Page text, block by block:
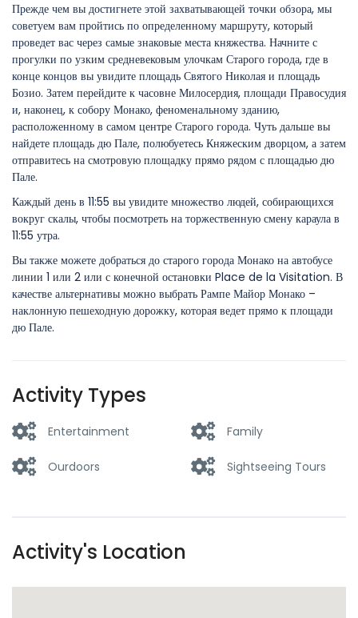
Прежде чем вы достигнете этой захватывающей точки обзора, мы
советуем вам пройтись по определенному маршруту, который
проведет вас через самые знаковые места княжества. Начните с
прогулки по узким средневековым улочкам Старого города, где в
конце концов вы увидите площадь Святого Николая и площадь
Бозио. Затем перейдите к часовне Милосердия, площади Правосудия
и, наконец, к собору Монако, феноменальному зданию,
расположенному в самом центре Старого города. Чуть дальше вы
найдете площадь дю Пале, полюбуетесь Княжеским дворцом, а затем
отправитесь на смотровую площадку прямо рядом с площадью дю
Пале.
Каждый день в 11:55 вы увидите множество людей, собирающихся
вокруг скалы, чтобы посмотреть на торжественную смену караула в
11:55 утра.
Вы также можете добраться до старого города Монако на автобусе
линии 1 или 2 или с конечной остановки Place de la Visitation. В
качестве альтернативы можно выбрать Рампе Майор Монако –
наклонную пешеходную дорожку, которая ведет прямо к площади
дю Пале.
Activity Types
Entertainment Family
Ourdoors Sightseeing Tours
Activity's Location